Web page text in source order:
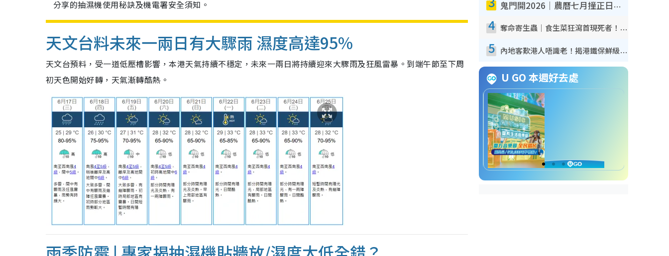
分享的抽濕機使用秘訣及機電署安全須知。
天文台料未來一兩日有大驟雨 濕度高達95%
天文台預料，受一道低壓槽影響，本港天氣持續不穩定，未來一兩日將持續迎來大驟雨及狂風雷暴。到端午節至下周
初天色開始好轉，天氣漸轉酷熱。
鬼門開2026｜農曆七月撞正日全食特別邪？專家警告切忌做一事！揭4大禁忌+2招保平安
4 奪命寄生蟲｜食生菜狂瀉首現死者！疫潮惡化錄1.8萬宗病例 揭洗菜3大謬誤
5 內地客歎港人唔識老！揭港鐵保鮮級冷氣 港人求放過：咪投訴
U GO 本週好去處